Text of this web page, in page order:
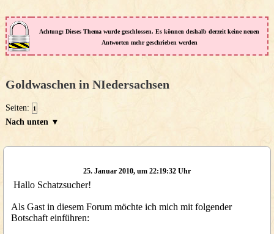
Achtung: Dieses Thema wurde geschlossen. Es können deshalb derzeit keine neuen
Antworten mehr geschrieben werden
Goldwaschen in NIedersachsen
Seiten: 1
Nach unten ▼
25. Januar 2010, um 22:19:32 Uhr
Hallo Schatzsucher!
Als Gast in diesem Forum möchte ich mich mit folgender
Botschaft einführen: